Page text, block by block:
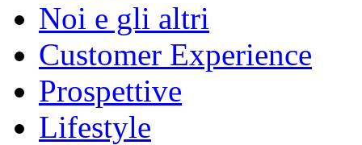
Noi e gli altri
Customer Experience
Prospettive
Lifestyle